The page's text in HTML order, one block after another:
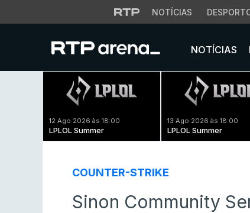
NOTÍCIAS
NOTÍCIAS
12 Ago 2026 às 18:00
LPLOL Summer
13 Ago 2026 às 18:00
LPLOL Summer
COUNTER-STRIKE
Sinon Community